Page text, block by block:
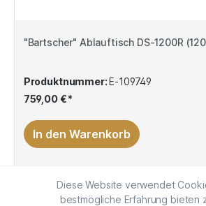
"Bartscher" Ablauftisch DS-1200R
Produktnummer:E-109749
759,00 €*
In den Warenkorb
Diese Website verwendet
bestmögliche Erfahrung bieten